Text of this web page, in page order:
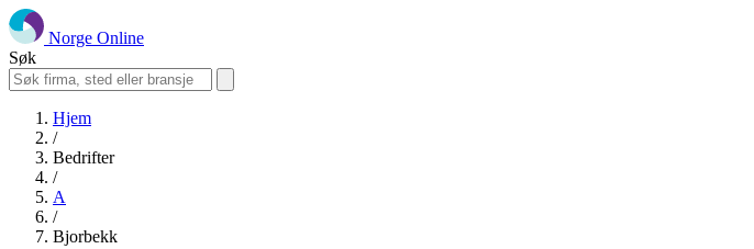
Norge Online
Søk
Hjem
/
Bedrifter
/
A
/
Bjorbekk